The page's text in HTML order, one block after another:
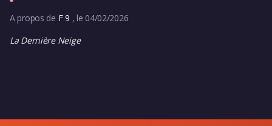
A propos de F 9 , le 04/02/2026
La Dernière Neige